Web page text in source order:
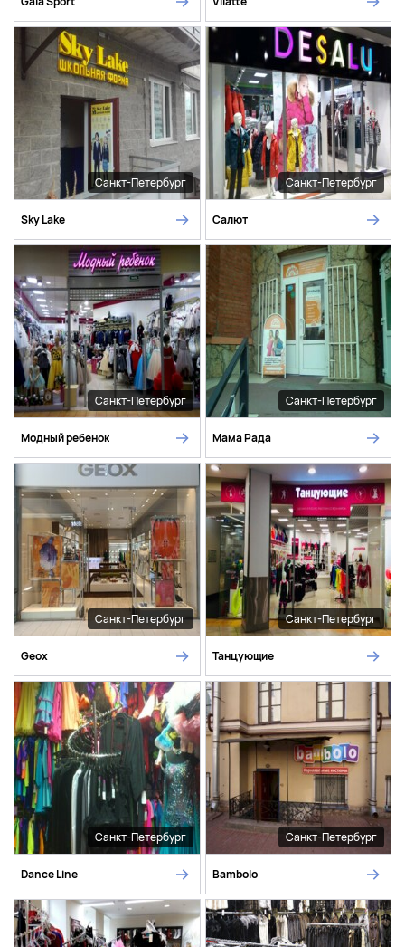
Санкт-Петербург
Sky Lake
Санкт-Петербург
Салют
Санкт-Петербург
Модный ребенок
Санкт-Петербург
Мама Рада
Санкт-Петербург
Geox
Санкт-Петербург
Танцующие
Санкт-Петербург
Dance Line
Санкт-Петербург
Bambolo